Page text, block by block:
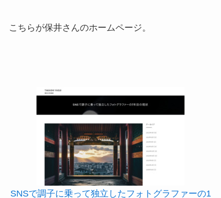
こちらが保井さんのホームページ。
SNSで調子に乗って独立したフォトグラファーの1